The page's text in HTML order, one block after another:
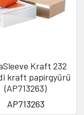
Kraft 232
kraft papírgyűrű
(AP713263)
AP713263